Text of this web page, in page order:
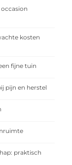
kosten
fijne tuin
pijn en herstel
praktisch